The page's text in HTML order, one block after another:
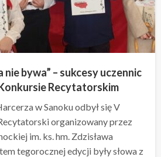
nie bywa” – sukcesy uczennic
Recytatorskim
w Sanoku odbył się V
organizowany przez
im. ks. hm. Zdzisława
tegorocznej edycji były słowa z